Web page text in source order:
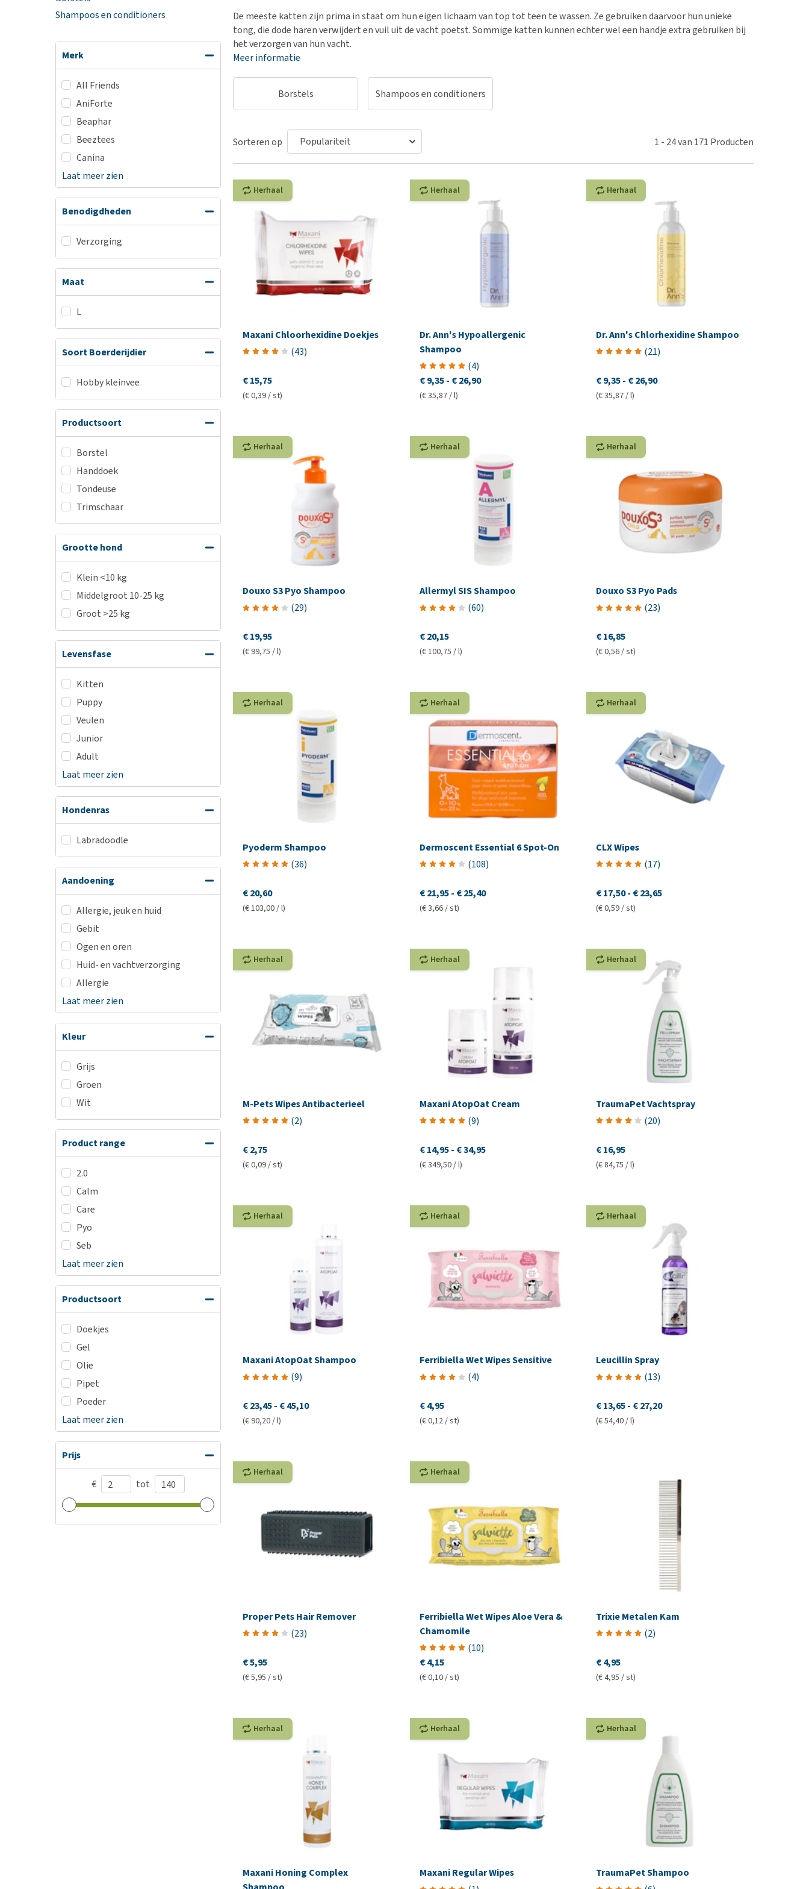
Biologisch hondenvoer
Vegan hondenvoer
Snacks
Voer- en drinkbakken
Op reis en onderweg
Bekijk alles
Puppy apotheek
Ouderdom en dementie
Puppy apotheek
Vuurwerkangst
Bekijk alles
Ouderdom en dementie
Overgewicht en conditie
Help! Mijn hond plast in
Shampoos en conditioners
Merk
All Friends
AniForte
Beaphar
Beeztees
Canina
Laat meer zien
Benodigdheden
Verzorging
Maat
L
Soort Boerderijdier
Hobby kleinvee
Productsoort
Borstel
Handdoek
Tondeuse
Trimschaar
Grootte hond
Klein <10 kg
Middelgroot 10-25 kg
Groot >25 kg
Levensfase
Kitten
Puppy
Veulen
Junior
Adult
Laat meer zien
Hondenras
Labradoodle
Aandoening
Allergie, jeuk en huid
Gebit
Ogen en oren
Huid- en vachtverzorging
Allergie
Laat meer zien
Kleur
Grijs
Groen
Wit
Product range
2.0
Calm
Care
Pyo
Seb
Laat meer zien
Productsoort
Doekjes
Gel
Olie
Pipet
Poeder
Laat meer zien
Prijs
€ tot
De meeste katten zijn prima in staat om hun eigen lichaam van top tot teen te wassen. Ze gebruiken daarvoor hun unieke
tong, die dode haren verwijdert en vuil uit de vacht poetst. Sommige katten kunnen echter wel een handje extra gebruiken bij
het verzorgen van hun vacht.
Meer informatie
Borstels Shampoos en conditioners
Sorteren op 1 - 24van 171 Producten
Herhaal
Maxani Chloorhexidine Doekjes
(43)
€ 15,75
(€ 0,39 / st)
Herhaal
Dr. Ann's Hypoallergenic
Shampoo
(4)
€ 9,35 - € 26,90
(€ 35,87 / l)
Herhaal
Dr. Ann's Chlorhexidine Shampoo
(21)
€ 9,35- € 26,90
(€ 35,87 / l)
Herhaal
Douxo S3 Pyo Shampoo
(29)
€ 19,95
(€ 99,75 / l)
Herhaal
Allermyl SIS Shampoo
(60)
€ 20,15
(€ 100,75 / l)
Herhaal
Douxo S3 Pyo Pads
(23)
€ 16,85
(€ 0,56 / st)
Herhaal
Pyoderm Shampoo
(36)
€ 20,60
(€ 103,00 / l)
Herhaal
Dermoscent Essential 6 Spot-On
(108)
€ 21,95 - € 25,40
(€ 3,66 / st)
Herhaal
CLX Wipes
(17)
€ 17,50- € 23,65
(€ 0,59 / st)
Herhaal
M-Pets Wipes Antibacterieel
(2)
€ 2,75
(€ 0,09 / st)
Herhaal
Maxani AtopOat Cream
(9)
€ 14,95 - € 34,95
(€ 349,50 / l)
Herhaal
TraumaPet Vachtspray
(20)
€ 16,95
(€ 84,75 / l)
Herhaal
Maxani AtopOat Shampoo
(9)
€ 23,45- € 45,10
(€ 90,20 / l)
Herhaal
Ferribiella Wet Wipes Sensitive
(4)
€ 4,95
(€ 0,12 / st)
Herhaal
Leucillin Spray
(13)
€ 13,65- € 27,20
(€ 54,40 / l)
Herhaal
Proper Pets Hair Remover
(23)
€ 5,95
(€ 5,95 / st)
Herhaal
Ferribiella Wet Wipes Aloe Vera &
Chamomile
(10)
€ 4,15
(€ 0,10 / st)
Trixie Metalen Kam
(2)
€ 4,95
(€ 4,95 / st)
Herhaal
Maxani Honing Complex
Herhaal
Maxani Regular Wipes
Herhaal
TraumaPet Shampoo